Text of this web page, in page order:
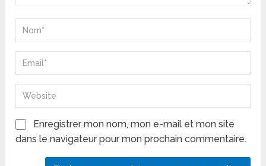
Enregistrer mon nom, mon e-mail et mon site
dans le navigateur pour mon prochain commentaire.